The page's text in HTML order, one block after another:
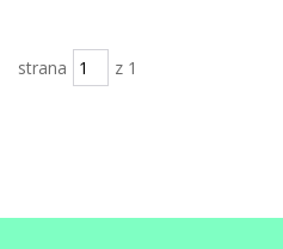
strana z 1